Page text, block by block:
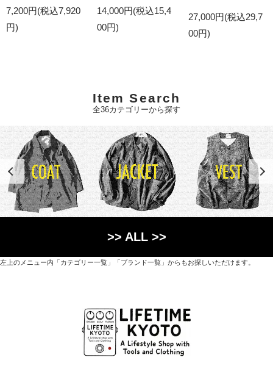
7,200円(税込7,920
円)
14,000円(税込15,4
00円)
27,000円(税込29,7
00円)
Item Search
全36カテゴリーから探す
>> ALL >>
左上のメニュー内「カテゴリー一覧」「ブランド一覧」からもお探しいただけます。
オリジナルを含むファッションアイテムが中心の
京都・紫野にあるライフスタイルショップです。
京都府京都市北区紫野上築山町21（1階と2階）